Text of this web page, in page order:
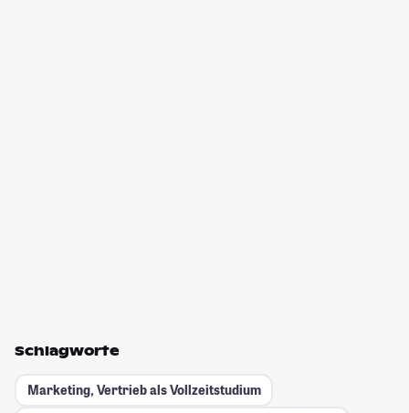
Schlagworte
Marketing, Vertrieb als Vollzeitstudium